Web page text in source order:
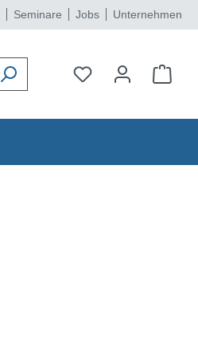
Seminare Jobs Unternehmen